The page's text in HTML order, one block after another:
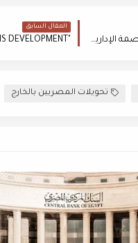
"V DEVELOPMENTS" تطلق مشروع "LEO TOWER" في العاصمة الإدارية باحتفالية كبرى
المقال السابق
تحويلات المصريين بالخارج